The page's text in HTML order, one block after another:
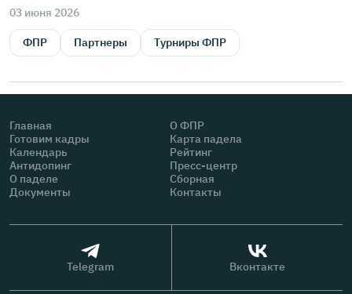
03 июня 2026
ФПР Партнеры Турниры ФПР
Главная
О ФПР
Готовим кадры
Карта падела
Календарь
Рейтинг
Антидопинг
Пресс-центр
О паделе
Сборная
Документы
Контакты
Telegram Вконтакте